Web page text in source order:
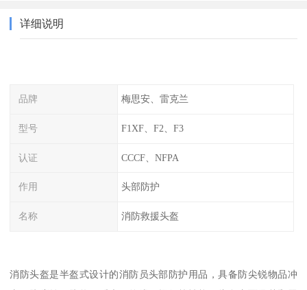
详细说明
品牌 梅思安、雷克兰
型号 F1XF、F2、F3
认证 CCCF、NFPA
作用 头部防护
名称 消防救援头盔
消防头盔是半盔式设计的消防员头部防护用品，具备防尖锐物品冲